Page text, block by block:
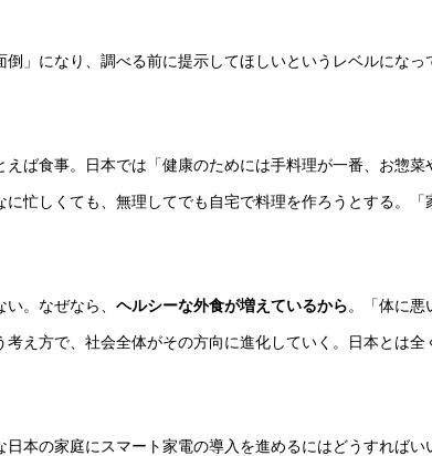
」になり、調べる前に提示してほしいというレベルになっ
えば食事。日本では「健康のためには手料理が一番、お惣菜
忙しくても、無理してでも自宅で料理を作ろうとする。「
。なぜなら、 ヘルシーな外食が増えているから。「体に悪
え方で、社会全体がその方向に進化していく。日本とは全
本の家庭にスマート家電の導入を進めるにはどうすればい